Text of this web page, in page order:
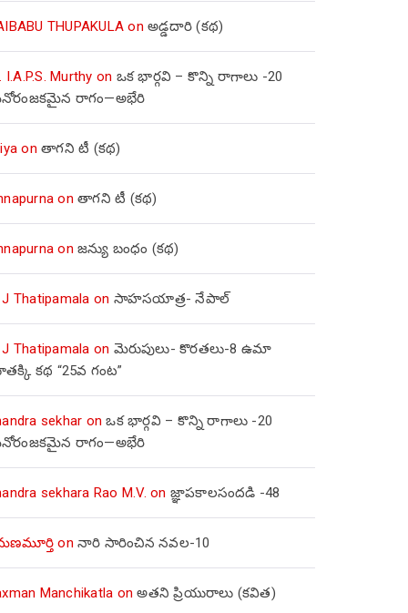
THUPAKULA onఅడ్డదారి (కథ)
I.A.P.S. Murthy on ఒక భార్గవి – కొన్ని రాగాలు -20
రాగం—అభేరి
onతాగని టీ (కథ)
onతాగని టీ (కథ)
onజన్యు బంధం (కథ)
Thatipamala on సాహసయాత్ర- నేపాల్‌
Thatipamala on మెరుపులు- కొరతలు-8 ఉమా
కథ “25వ గంట”
sekhar onఒక భార్గవి – కొన్ని రాగాలు -20
రాగం—అభేరి
sekhara Rao M.V. on జ్ఞాపకాలసందడి -48
onనారి సారించిన నవల-10
Manchikatla onఅతని ప్రియురాలు (కవిత)